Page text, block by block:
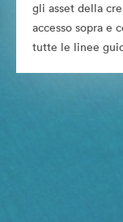
gli asset della
accesso sopra e
tutte le linee